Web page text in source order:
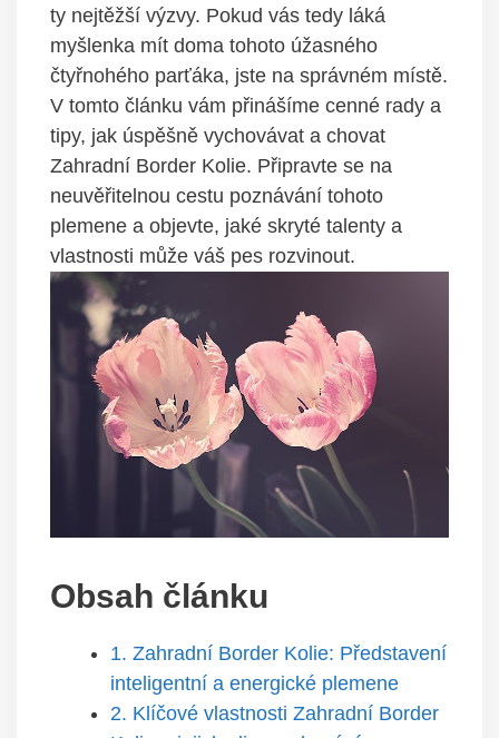
ty nejtěžší výzvy. Pokud vás tedy láká
myšlenka mít doma tohoto úžasného
čtyřnohého parťáka, jste na správném místě.
V tomto článku vám přinášíme cenné rady a
tipy, jak úspěšně vychovávat a chovat
Zahradní Border Kolie. Připravte se na
neuvěřitelnou cestu poznávání tohoto
plemene a objevte, jaké skryté talenty a
vlastnosti může váš pes rozvinout.
Obsah článku
1. Zahradní Border Kolie: Představení
inteligentní a energické plemene
2. Klíčové vlastnosti Zahradní Border